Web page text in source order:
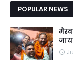
POPULAR NEWS